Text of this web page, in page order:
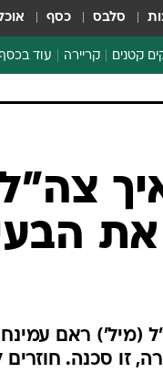
סלבס כסף
קטנים קריירה עוד
קריפטו
ספורט
צה"ל
את
(מיל') ראם
זו סכנה.